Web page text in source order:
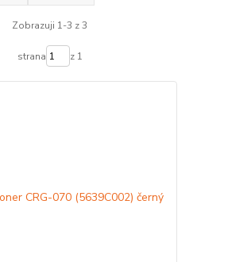
Zobrazuji 1-3 z 3
strana z 1